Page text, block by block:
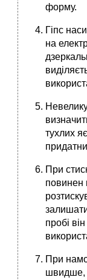
форму.
Гіпс
на
тухлих
При
повинен
пробі
При
швидше,